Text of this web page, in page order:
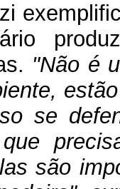
"Não é
se
são